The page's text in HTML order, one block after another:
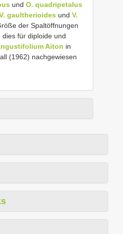
und O. quadripetalus
gaultherioides und V.
der Spaltöffnungen
für diploide und
Aiton in
(1962) nachgewiesen